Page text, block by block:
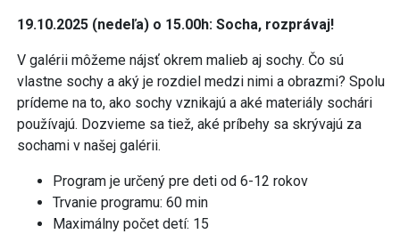
19.10.2025 (nedeľa) o 15.00h: Socha, rozprávaj!
V galérii môžeme nájsť okrem malieb aj sochy. Čo sú
vlastne sochy a aký je rozdiel medzi nimi a obrazmi? Spolu
prídeme na to, ako sochy vznikajú a aké materiály sochári
používajú. Dozvieme sa tiež, aké príbehy sa skrývajú za
sochami v našej galérii.
Program je určený pre deti od 6-12 rokov
Trvanie programu: 60 min
Maximálny počet detí: 15